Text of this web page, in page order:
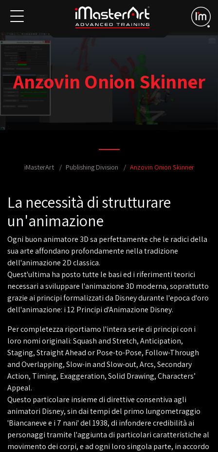
Anzovin Onion Skinner
iMasterArt Publishing Division Anzovin Onion Skinner
La necessità di strutturare
un'animazione
Ogni buon animatore 3D sa perfettamente che le radici della
sua arte affondano profondamente nella tradizione
dell'animazione 2D classica.
Quest'ultima ha posto tutte le basi ed i riferimenti teorici
necessari a sviluppare l'animazione 3D moderna, soprattutto
grazie ai principi formalizzati da Disney durante l'epoca d'oro
dell'animazione: i 12 Principi d'Animazione Disney.
Per completezza riportiamo l'intera serie di principi con i
loro nomi originali: Squash and Stretch, Anticipation,
Staging, Straight Ahead or Pose-to-Pose, Follow-Through
and Overlapping, Slow-in and Slow-out, Arcs, Secondary
Action, Timing, Exaggeration, Solid Drawing, Characters’
Appeal.
Questo particolare insieme di direttive consentiva agli
animatori Disney, sin dai tempi del primo lungometraggio
'Biancaneve e i 7 nani' del 1938, di infondere credibilità ai
personaggi tramite l'aggiunta di particolari caratteristiche al
movimento dei corpi, e ad ogni loro singola parte, in accordo